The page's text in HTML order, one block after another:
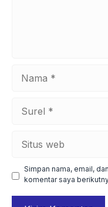
web
Simpan nama, email,
komentar saya